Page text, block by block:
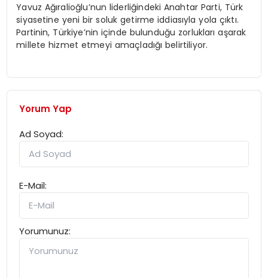
Yavuz Ağıralioğlu’nun liderliğindeki Anahtar Parti, Türk
siyasetine yeni bir soluk getirme iddiasıyla yola çıktı.
Partinin, Türkiye’nin içinde bulunduğu zorlukları aşarak
millete hizmet etmeyi amaçladığı belirtiliyor.
Yorum Yap
Ad Soyad:
E-Mail:
Yorumunuz: